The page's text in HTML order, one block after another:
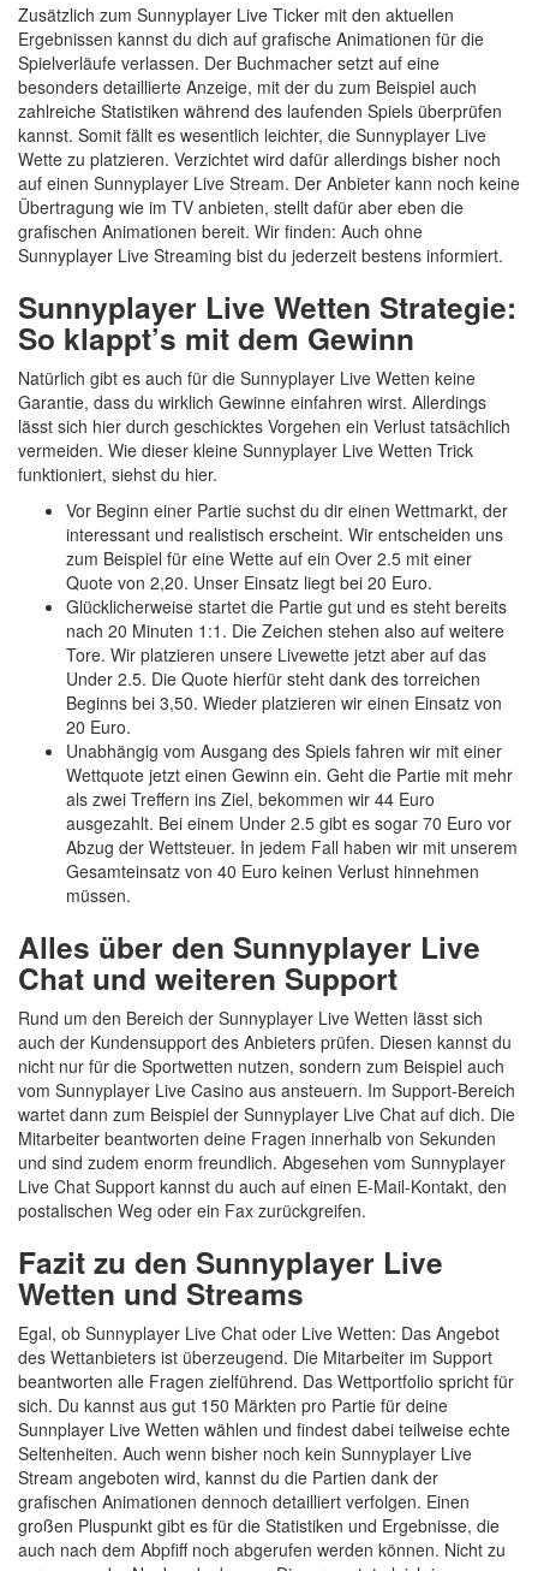
Zusätzlich zum Sunnyplayer Live Ticker mit den aktuellen
Ergebnissen kannst du dich auf grafische Animationen für die
Spielverläufe verlassen. Der Buchmacher setzt auf eine
besonders detaillierte Anzeige, mit der du zum Beispiel auch
zahlreiche Statistiken während des laufenden Spiels überprüfen
kannst. Somit fällt es wesentlich leichter, die Sunnyplayer Live
Wette zu platzieren. Verzichtet wird dafür allerdings bisher noch
auf einen Sunnyplayer Live Stream. Der Anbieter kann noch keine
Übertragung wie im TV anbieten, stellt dafür aber eben die
grafischen Animationen bereit. Wir finden: Auch ohne
Sunnyplayer Live Streaming bist du jederzeit bestens informiert.
Sunnyplayer Live Wetten Strategie:
So klappt’s mit dem Gewinn
Natürlich gibt es auch für die Sunnyplayer Live Wetten keine
Garantie, dass du wirklich Gewinne einfahren wirst. Allerdings
lässt sich hier durch geschicktes Vorgehen ein Verlust tatsächlich
vermeiden. Wie dieser kleine Sunnyplayer Live Wetten Trick
funktioniert, siehst du hier.
Vor Beginn einer Partie suchst du dir einen Wettmarkt, der
interessant und realistisch erscheint. Wir entscheiden uns
zum Beispiel für eine Wette auf ein Over 2.5 mit einer
Quote von 2,20. Unser Einsatz liegt bei 20 Euro.
Glücklicherweise startet die Partie gut und es steht bereits
nach 20 Minuten 1:1. Die Zeichen stehen also auf weitere
Tore. Wir platzieren unsere Livewette jetzt aber auf das
Under 2.5. Die Quote hierfür steht dank des torreichen
Beginns bei 3,50. Wieder platzieren wir einen Einsatz von
20 Euro.
Unabhängig vom Ausgang des Spiels fahren wir mit einer
Wettquote jetzt einen Gewinn ein. Geht die Partie mit mehr
als zwei Treffern ins Ziel, bekommen wir 44 Euro
ausgezahlt. Bei einem Under 2.5 gibt es sogar 70 Euro vor
Abzug der Wettsteuer. In jedem Fall haben wir mit unserem
Gesamteinsatz von 40 Euro keinen Verlust hinnehmen
müssen.
Alles über den Sunnyplayer Live
Chat und weiteren Support
Rund um den Bereich der Sunnyplayer Live Wetten lässt sich
auch der Kundensupport des Anbieters prüfen. Diesen kannst du
nicht nur für die Sportwetten nutzen, sondern zum Beispiel auch
vom Sunnyplayer Live Casino aus ansteuern. Im Support-Bereich
wartet dann zum Beispiel der Sunnyplayer Live Chat auf dich. Die
Mitarbeiter beantworten deine Fragen innerhalb von Sekunden
und sind zudem enorm freundlich. Abgesehen vom Sunnyplayer
Live Chat Support kannst du auch auf einen E-Mail-Kontakt, den
postalischen Weg oder ein Fax zurückgreifen.
Fazit zu den Sunnyplayer Live
Wetten und Streams
Egal, ob Sunnyplayer Live Chat oder Live Wetten: Das Angebot
des Wettanbieters ist überzeugend. Die Mitarbeiter im Support
beantworten alle Fragen zielführend. Das Wettportfolio spricht für
sich. Du kannst aus gut 150 Märkten pro Partie für deine
Sunnplayer Live Wetten wählen und findest dabei teilweise echte
Seltenheiten. Auch wenn bisher noch kein Sunnyplayer Live
Stream angeboten wird, kannst du die Partien dank der
grafischen Animationen dennoch detailliert verfolgen. Einen
großen Pluspunkt gibt es für die Statistiken und Ergebnisse, die
auch nach dem Abpfiff noch abgerufen werden können. Nicht zu